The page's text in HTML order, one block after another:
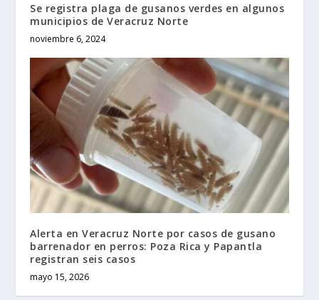
Se registra plaga de gusanos verdes en algunos
municipios de Veracruz Norte
noviembre 6, 2024
Alerta en Veracruz Norte por casos de gusano
barrenador en perros: Poza Rica y Papantla
registran seis casos
mayo 15, 2026